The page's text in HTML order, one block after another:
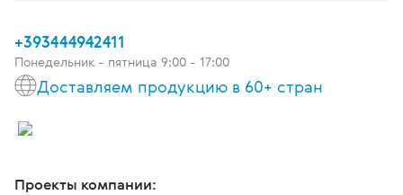
+393444942411
Понедельник - пятница 9:00 - 17:00
Доставляем продукцию в 60+ стран
Проекты компании: